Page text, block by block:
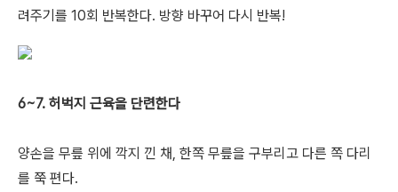
려주기를 10회 반복한다. 방향 바꾸어 다시 반복!
6~7. 허벅지 근육을 단련한다
양손을 무릎 위에 깍지 낀 채, 한쪽 무릎을 구부리고 다른 쪽 다리
를 쭉 편다.